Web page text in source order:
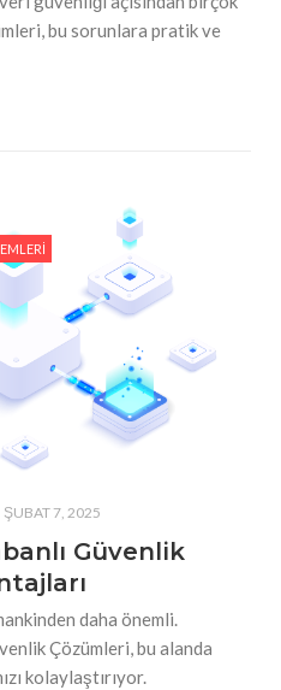
bu sorunlara pratik ve
ŞUBAT 7, 2025
Güvenlik
daha önemli.
Çözümleri, bu alanda
kolaylaştırıyor.